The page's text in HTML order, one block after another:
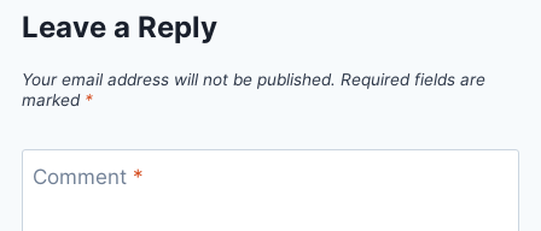
Leave a Reply
Your email address will not be published. Required fields are
marked *
Comment *